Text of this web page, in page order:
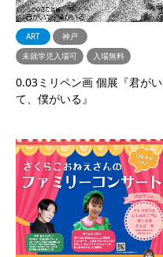
ART
神戸
未就学児入場可
入場無料
0.03ミリペン画 個展『君がい
て、僕がいる』